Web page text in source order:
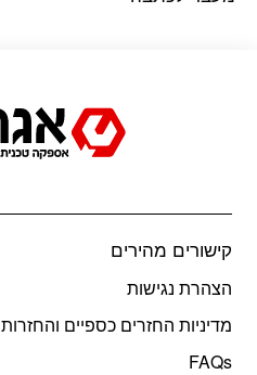
קישורים מהירים
הצהרת נגישות
מדיניות החזרים כספיים והחזרות
FAQs